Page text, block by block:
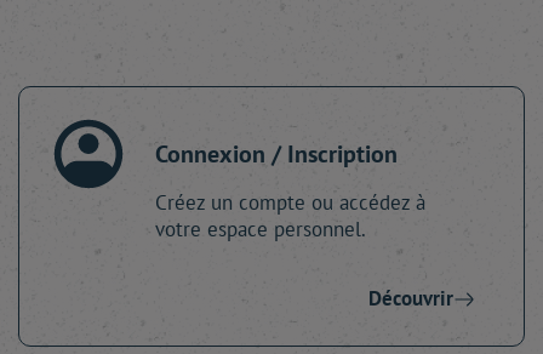
Connexion / Inscription
Créez un compte ou accédez à
votre espace personnel.
Découvrir